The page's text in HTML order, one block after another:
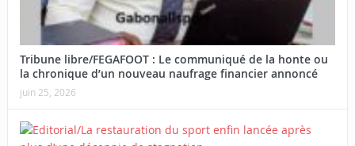
Tribune libre/FEGAFOOT : Le communiqué de la honte ou
la chronique d’un nouveau naufrage financier annoncé
juin 25, 2026